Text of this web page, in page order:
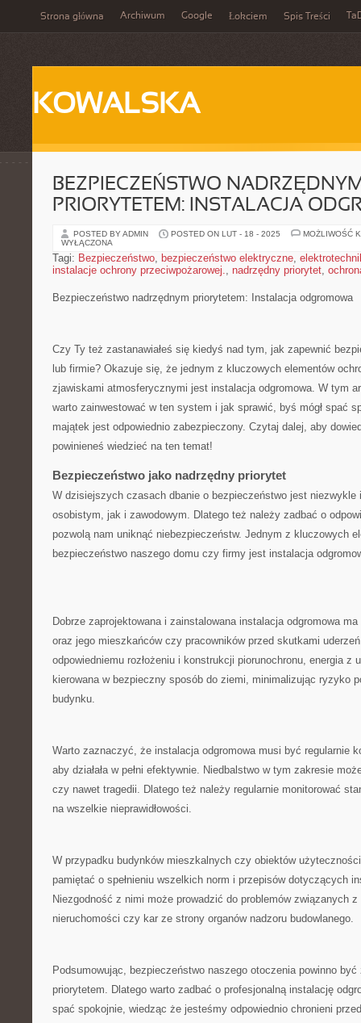
Strona główna Archiwum Google Łokciem Spis Treści
KOWALSKA
BEZPIECZEŃSTWO
PRIORYTETEM: INSTALACJA
POSTED BY ADMIN POSTED ON LUT - 18 - 2025
MOŻLIWOŚĆ
WYŁĄCZONA
Tagi: Bezpieczeństwo, bezpieczeństwo elektryczne,
instalacje ochrony przeciwpożarowej., nadrzędny priorytet,
Bezpieczeństwo nadrzędnym priorytetem: Instalacja odgromowa
Czy ‍Ty też zastanawiałeś się kiedyś nad tym, jak zapewnić
⁤lub firmie? Okazuje się, że jednym z kluczowych elementów
zjawiskami atmosferycznymi jest instalacja odgromowa. W tym
warto zainwestować w ten system⁤ i jak sprawić, byś mógł spać
majątek jest odpowiednio zabezpieczony. Czytaj dalej, aby
powinieneś wiedzieć na ten temat!
Bezpieczeństwo jako nadrzędny priorytet
W dzisiejszych czasach dbanie o bezpieczeństwo jest ⁤niezwykle
osobistym, ​jak i zawodowym. Dlatego też należy zadbać o
pozwolą nam uniknąć niebezpieczeństw. Jednym z kluczowych
bezpieczeństwo naszego domu ​czy ‍firmy jest instalacja
Dobrze zaprojektowana i zainstalowana instalacja odgromowa
oraz jego ‍mieszkańców czy pracowników przed skutkami
odpowiedniemu rozłożeniu i konstrukcji piorunochronu, ‍energia z
kierowana w⁤ bezpieczny sposób do ziemi, minimalizując​ ryzyko​
‌budynku.
Warto zaznaczyć, że instalacja odgromowa musi być regularnie
aby działała w pełni efektywnie. Niedbalstwo w tym zakresie
czy nawet tragedii. Dlatego też ‍należy regularnie monitorować
na wszelkie nieprawidłowości.
W przypadku budynków mieszkalnych czy obiektów
pamiętać o spełnieniu wszelkich norm i przepisów​ dotyczących
Niezgodność z nimi może prowadzić do⁣ problemów⁢ związanych
nieruchomości czy kar ze strony​ organów nadzoru budowlanego.
Podsumowując, bezpieczeństwo naszego otoczenia powinno
priorytetem. Dlatego warto zadbać o profesjonalną ​instalację⁣
spać spokojnie, wiedząc że jesteśmy odpowiednio chronieni